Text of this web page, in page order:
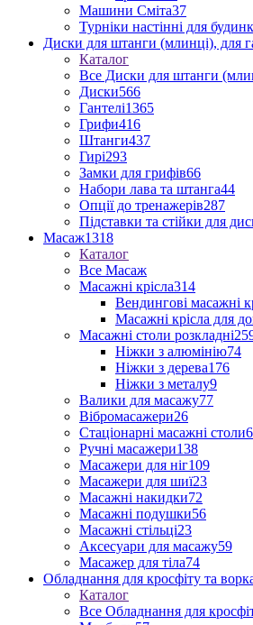
Машини Сміта37
Турніки настінні для
Диски для штанги (млинці), для
Каталог
Все Диски для штанги
Диски566
Гантелі1365
Грифи416
Штанги437
Гирі293
Замки для грифів66
Набори лава та штанга44
Опції до тренажерів287
Підставки та стійки для
Масаж1318
Каталог
Все Масаж
Масажні крісла314
Вендингові масажні
Масажні крісла для
Масажні столи розкладні
Ніжки з алюмінію74
Ніжки з дерева176
Ніжки з металу9
Валики для масажу77
Вібромасажери26
Стаціонарні масажні столи
Ручні масажери138
Масажери для ніг109
Масажери для шиї23
Масажні накидки72
Масажні подушки56
Масажні стільці23
Аксесуари для масажу59
Масажер для тіла74
Обладнання для кросфіту та
Каталог
Все Обладнання для